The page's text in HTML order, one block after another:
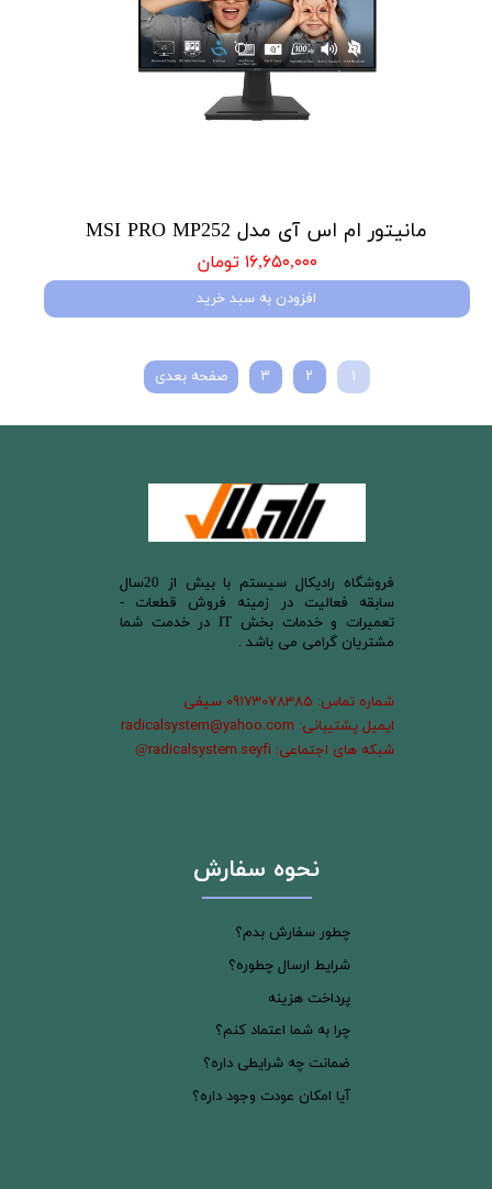
مانیتور ام اس آی مدل MSI PRO MP252
۱۶,۶۵۰,۰۰۰ تومان
افزودن به سبد خرید
۱ ۲ ۳ صفحه بعدی
​فروشگاه رادیکال سیستم با بیش از 20سال
سابقه فعالیت در زمینه فروش قطعات -
تعمیرات و خدمات بخش IT در خدمت شما
مشتریان گرامی می باشد .
شماره تماس: 09173078385 سیفی
ایمیل پشتیبانی: radicalsystem@yahoo.com
شبکه های اجتماعی: radicalsystem.seyfi
@
نحوه سفارش
چطور سفارش بدم؟
شرایط ارسال چطوره؟
پرداخت هزینه
چرا به شما اعتماد کنم؟
ضمانت چه شرایطی داره؟
آیا امکان عودت وجود داره؟